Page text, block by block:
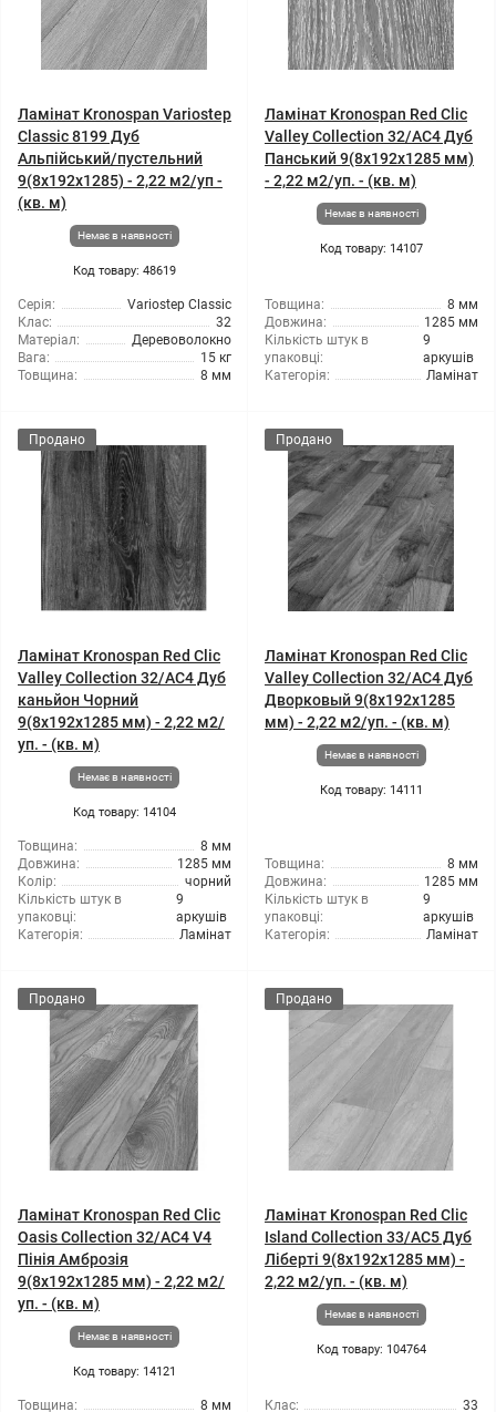
Ламінат Kronospan Variostep
Classic 8199 Дуб
Альпійський/пустельний
9(8x192x1285) - 2,22 м2/уп -
(кв. м)
Немає в наявності
Код товару: 48619
Серія:
Variostep Classic
Клас:
32
Матеріал:
Деревоволокно
Вага:
15 кг
Товщина:
8 мм
Ламінат Kronospan Red Clic
Valley Collection 32/АС4 Дуб
Панський 9(8x192x1285 мм)
- 2,22 м2/уп. - (кв. м)
Немає в наявності
Код товару: 14107
Товщина:
8 мм
Довжина:
1285 мм
Кількість штук в
упаковці:
9
аркушів
Категорія:
Ламінат
Продано
Ламінат Kronospan Red Clic
Valley Collection 32/АС4 Дуб
каньйон Чорний
9(8x192x1285 мм) - 2,22 м2/
уп. - (кв. м)
Немає в наявності
Код товару: 14104
Товщина:
8 мм
Довжина:
1285 мм
Колір:
чорний
Кількість штук в
упаковці:
9
аркушів
Категорія:
Ламінат
Продано
Ламінат Kronospan Red Clic
Valley Collection 32/АС4 Дуб
Дворковый 9(8x192x1285
мм) - 2,22 м2/уп. - (кв. м)
Немає в наявності
Код товару: 14111
Товщина:
8 мм
Довжина:
1285 мм
Кількість штук в
упаковці:
9
аркушів
Категорія:
Ламінат
Продано
Ламінат Kronospan Red Clic
Oasis Collection 32/АС4 V4
Пінія Амброзія
9(8x192x1285 мм) - 2,22 м2/
уп. - (кв. м)
Немає в наявності
Код товару: 14121
Товщина: 8 мм
Продано
Ламінат Kronospan Red Clic
Island Collection 33/АС5 Дуб
Ліберті 9(8x192x1285 мм) -
2,22 м2/уп. - (кв. м)
Немає в наявності
Код товару: 104764
Клас: 33